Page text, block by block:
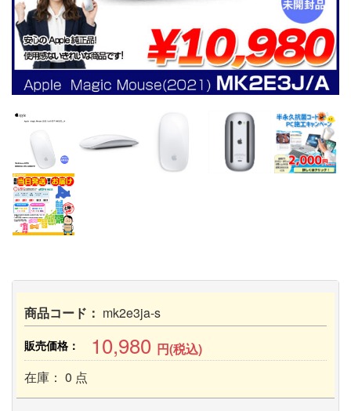
商品コード： mk2e3ja-s
販売価格： 10,980 円(税込)
在庫： 0 点